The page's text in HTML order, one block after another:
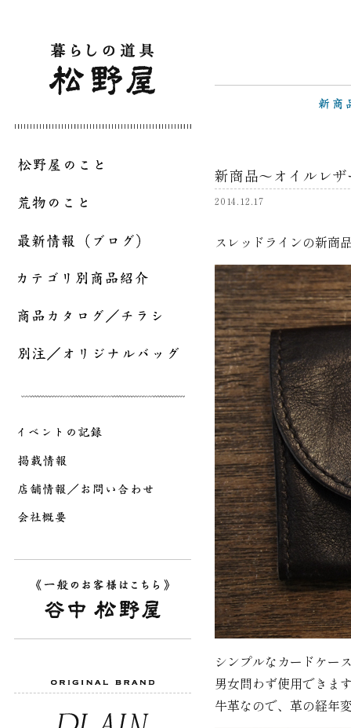
新商品～オイルレ
2014.12.17
スレッドラインの新商
シンプルなカードケー
男女問わず使用できま
牛革なので、革の経年